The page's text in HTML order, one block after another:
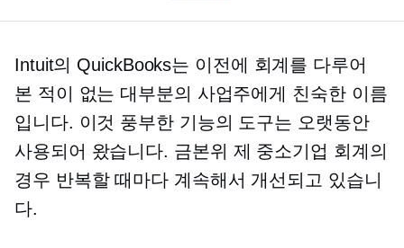
Intuit의 QuickBooks는 이전에 회계를 다루어
본 적이 없는 대부분의 사업주에게 친숙한 이름
입니다. 이것 풍부한 기능의 도구는 오랫동안
사용되어 왔습니다. 금본위 제 중소기업 회계의
경우 반복할 때마다 계속해서 개선되고 있습니
다.